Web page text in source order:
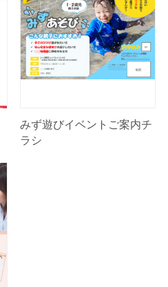
みず遊びイベントご案内チ
ラシ